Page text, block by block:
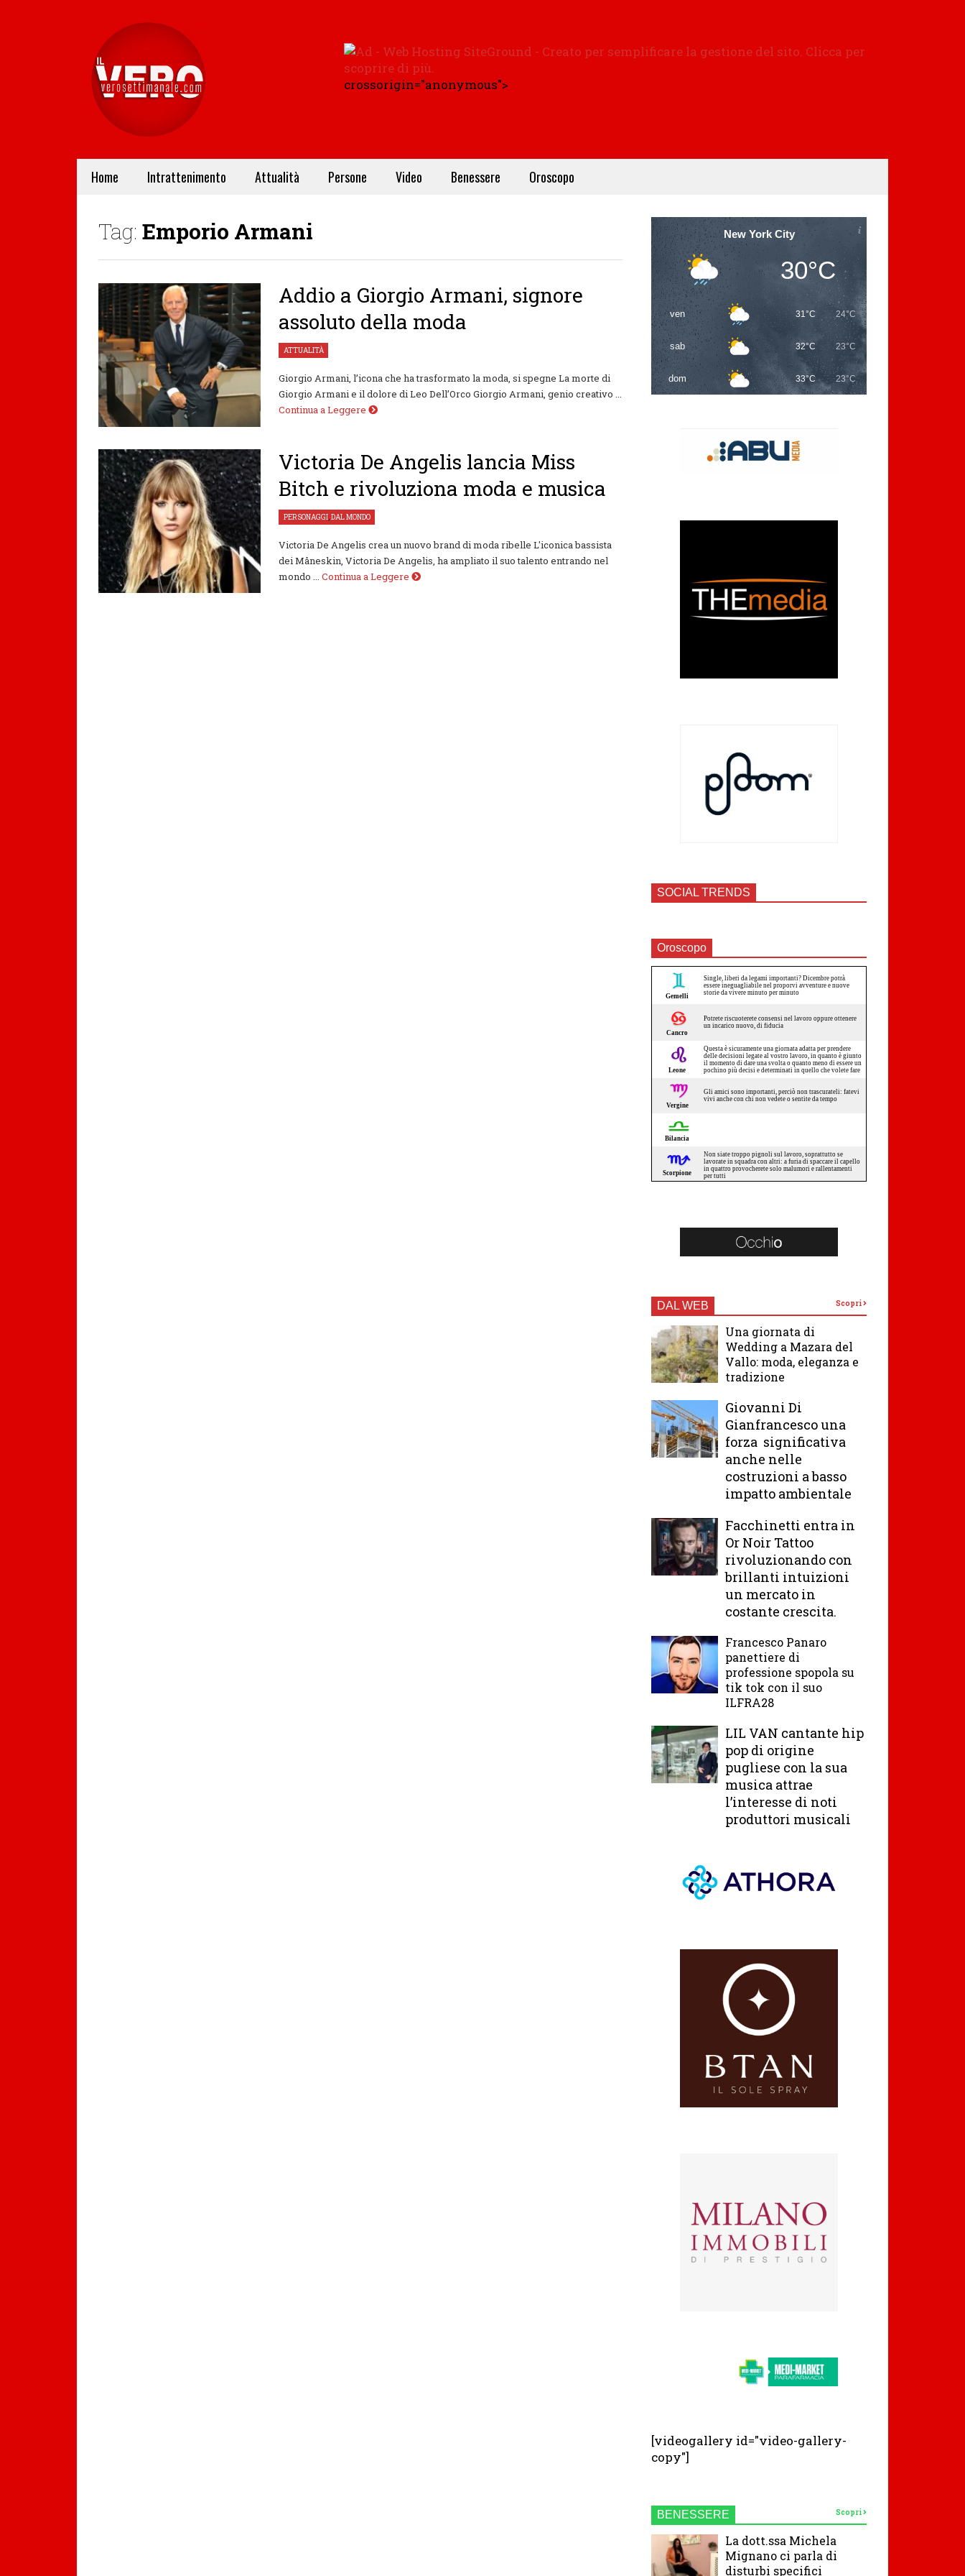
crossorigin="anonymous">
Home Intrattenimento Attualità Persone Video Benessere Oroscopo
Tag: Emporio Armani
Addio a Giorgio Armani, signore
assoluto della moda
ATTUALITÀ
Giorgio Armani, l’icona che ha trasformato la moda, si spegne La morte di
Giorgio Armani e il dolore di Leo Dell’Orco Giorgio Armani, genio creativo ...
Continua a Leggere
Victoria De Angelis lancia Miss
Bitch e rivoluziona moda e musica
PERSONAGGI,DAL MONDO
Victoria De Angelis crea un nuovo brand di moda ribelle L'iconica bassista
dei Måneskin, Victoria De Angelis, ha ampliato il suo talento entrando nel
mondo ...
Continua a Leggere
New York City
30°C
ven 31°C 24°C
sab 32°C 23°C
dom 33°C 23°C
SOCIAL TRENDS
Oroscopo
DAL WEB Scopri
Una giornata di
Wedding a Mazara del
Vallo: moda, eleganza e
tradizione
Giovanni Di
Gianfrancesco una
forza significativa
anche nelle
costruzioni a basso
impatto ambientale
Facchinetti entra in
Or Noir Tattoo
rivoluzionando con
brillanti intuizioni
un mercato in
costante crescita.
Francesco Panaro
panettiere di
professione spopola su
tik tok con il suo
ILFRA28
LIL VAN cantante hip
pop di origine
pugliese con la sua
musica attrae
l’interesse di noti
produttori musicali
[videogallery id="video-gallery-
copy"]
BENESSERE Scopri
La dott.ssa Michela
Mignano ci parla di
disturbi specifici